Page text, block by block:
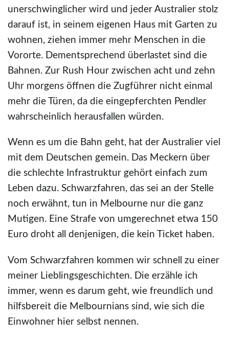
unerschwinglicher wird und jeder Australier stolz
darauf ist, in seinem eigenen Haus mit Garten zu
wohnen, ziehen immer mehr Menschen in die
Vororte. Dementsprechend überlastet sind die
Bahnen. Zur Rush Hour zwischen acht und zehn
Uhr morgens öffnen die Zugführer nicht einmal
mehr die Türen, da die eingepferchten Pendler
wahrscheinlich herausfallen würden.
Wenn es um die Bahn geht, hat der Australier viel
mit dem Deutschen gemein. Das Meckern über
die schlechte Infrastruktur gehört einfach zum
Leben dazu. Schwarzfahren, das sei an der Stelle
noch erwähnt, tun in Melbourne nur die ganz
Mutigen. Eine Strafe von umgerechnet etwa 150
Euro droht all denjenigen, die kein Ticket haben.
Vom Schwarzfahren kommen wir schnell zu einer
meiner Lieblingsgeschichten. Die erzähle ich
immer, wenn es darum geht, wie freundlich und
hilfsbereit die Melbournians sind, wie sich die
Einwohner hier selbst nennen.